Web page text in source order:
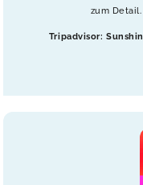
zum
Tripadvisor: